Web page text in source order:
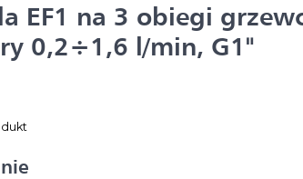
EF1 na 3 obiegi
0,2÷1,6 l/min, G1"